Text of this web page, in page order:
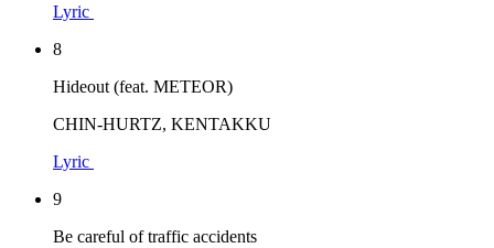
Lyric
8
Hideout (feat. METEOR)
CHIN-HURTZ, KENTAKKU
Lyric
9
Be careful of traffic accidents